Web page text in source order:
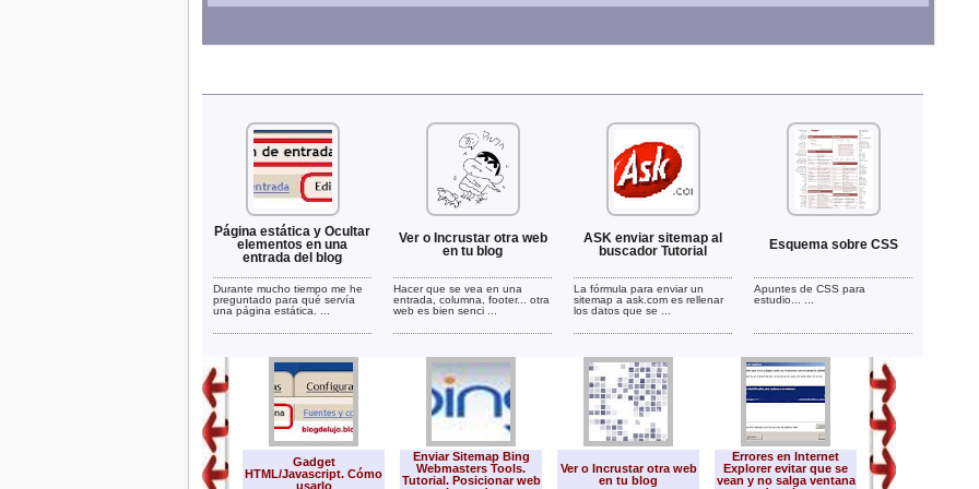
Página estática y Ocultar
elementos en una
entrada del blog
Durante mucho tiempo me he
preguntado para qué servía
una página estática. ...
Ver o Incrustar otra web
en tu blog
Hacer que se vea en una
entrada, columna, footer... otra
web es bien senci ...
ASK enviar sitemap al
buscador Tutorial
La fórmula para enviar un
sitemap a ask.com es rellenar
los datos que se ...
Esquema sobre CSS
Apuntes de CSS para
estudio... ...
Gadget
HTML/Javascript. Cómo
usarlo
Enviar Sitemap Bing
Webmasters Tools.
Tutorial. Posicionar web
Ver o Incrustar otra web
en tu blog
Errores en Internet
Explorer evitar que se
vean y no salga ventana
Obtener URL de
imagen:
fórmulas